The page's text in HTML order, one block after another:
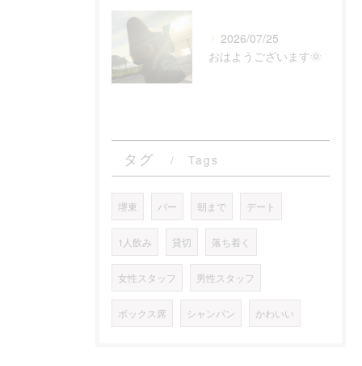
2026/07/25
おはようございます🌞
タグ Tags
堺東 バー 朝まで デート
1人飲み 貸切 落ち着く
女性スタッフ 男性スタッフ
ボックス席 シャンパン かわいい